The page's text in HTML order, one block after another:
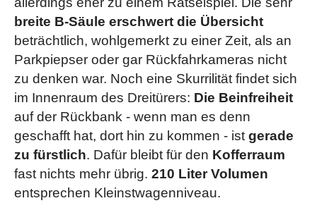
Heckscheibe mit Intervallschaltung
Zentralveriegelung für Heck- und Seitentüren bei
Frontera 4türig
u.v.m.( siehe Broschüren & Preislisten)
Die Serienausstattungen unterscheiden sich zum Teil und sind abhängig von
der Wahl der angebotenen Ausstattungslinie.
Flankenschutz
(nicht mit Trittbrettern)
Freilaufnaben vorne
(manuell oder automatisch)
Klimaanlage, FCKW-frei
(bei Benzinmotoren nur mit
120 A Drehstromlichtmaschine)
Lederausstattung
Lederlenkradkranz
Mittekonsole verlängert mut Cassettenhalterung
Sitzheizung Fahrer und Beifahrer
Scheinwerfer Hochdruck-Waschanlage
Schiebe-/ Hebedach transparenz
breite B-Säule erschwert die Übersicht
beträchtlich, wohlgemerkt zu einer Zeit, als an
Parkpiepser oder gar Rückfahrkameras nicht
zu denken war. Noch eine Skurrilität findet sich
im Innenraum des Dreitürers: Die Beinfreiheit
auf der Rückbank - wenn man es denn
geschafft hat, dort hin zu kommen - ist gerade
zu fürstlich. Dafür bleibt für den Kofferraum
fast nichts mehr übrig. 210 Liter Volumen
entsprechen Kleinstwagenniveau.